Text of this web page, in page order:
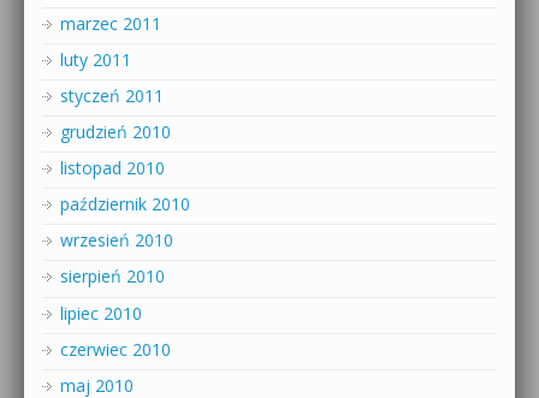
marzec 2011
luty 2011
styczeń 2011
grudzień 2010
listopad 2010
październik 2010
wrzesień 2010
sierpień 2010
lipiec 2010
czerwiec 2010
maj 2010